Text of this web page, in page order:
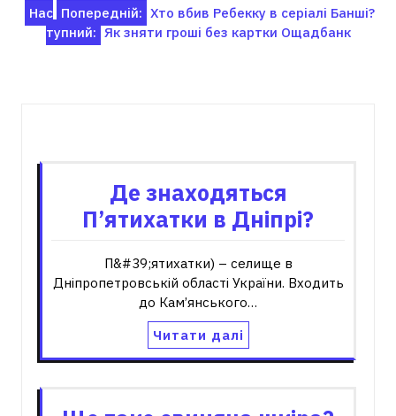
Навігація
записів
Попередній: Хто вбив Ребекку в серіалі Банші?
Нас
тупний: Як зняти гроші без картки Ощадбанк
Де знаходяться
П’ятихатки в Дніпрі?
П&#39;ятихатки) – селище в
Дніпропетровській області України. Входить
до Кам’янського…
Читати далі